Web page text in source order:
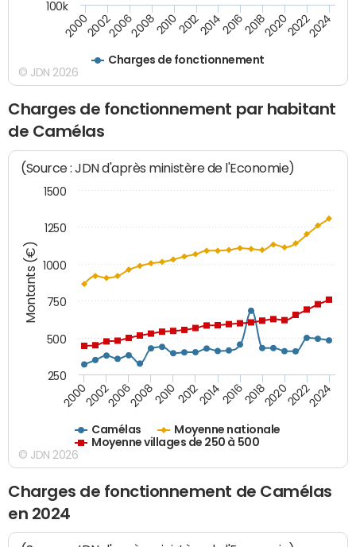
Charges de fonctionnement
200020022006200820102012201420162018202020222024
100k
© JDN 2026
Charges de fonctionnement par habitant
de Camélas
Montants (€)
(Source : JDN d'après ministère de l'Economie)
Camélas
Moyenne nationale
Moyenne villages de 250 à 500
200020022006200820102012201420162018202020222024
250
500
750
1000
1250
1500
© JDN 2026
Charges de fonctionnement de Camélas
en 2024